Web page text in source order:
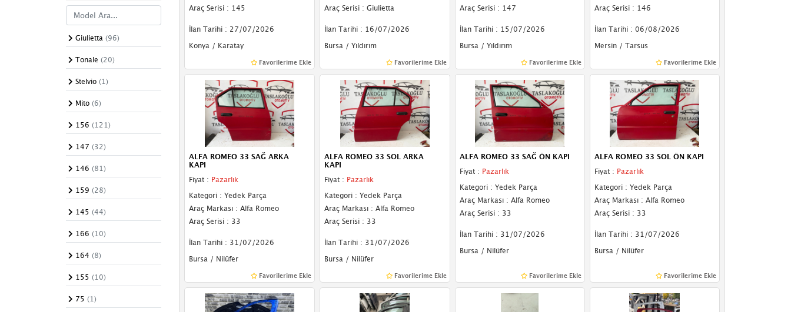
Sol Yan Sac
Spoiler
Tavan Çıtası
Bakalitler
Body Kit
Kapı Sacı
Arma & Yazı
Dış Ayna Camları
Dış Ayna Gövdeleri
Dış Ayna Komple
İç Ayna
Podye Sacı
Rüzgarlık
Ön Cam
Giulietta (96)
Tonale (20)
Stelvio (1)
Mito (6)
156 (121)
147 (32)
146 (81)
159 (28)
145 (44)
166 (10)
164 (8)
155 (10)
75 (1)
Araç Serisi : 145
İlan Tarihi : 27/07/2026
Konya / Karatay
Favorilerime Ekle
Araç Serisi : Giulietta
İlan Tarihi : 16/07/2026
Bursa / Yıldırım
Favorilerime Ekle
Araç Serisi : 147
İlan Tarihi : 15/07/2026
Bursa / Yıldırım
Favorilerime Ekle
Araç Serisi : 146
İlan Tarihi : 06/08/2026
Mersin / Tarsus
Favorilerime Ekle
ALFA ROMEO 33 SAĞ ARKA
KAPI
Fiyat : Pazarlık
Kategori : Yedek Parça
Araç Markası : Alfa Romeo
Araç Serisi : 33
İlan Tarihi : 31/07/2026
Bursa / Nilüfer
Favorilerime Ekle
ALFA ROMEO 33 SOL ARKA
KAPI
Fiyat : Pazarlık
Kategori : Yedek Parça
Araç Markası : Alfa Romeo
Araç Serisi : 33
İlan Tarihi : 31/07/2026
Bursa / Nilüfer
Favorilerime Ekle
ALFA ROMEO 33 SAĞ ÖN KAPI
Fiyat : Pazarlık
Kategori : Yedek Parça
Araç Markası : Alfa Romeo
Araç Serisi : 33
İlan Tarihi : 31/07/2026
Bursa / Nilüfer
Favorilerime Ekle
ALFA ROMEO 33 SOL ÖN KAPI
Fiyat : Pazarlık
Kategori : Yedek Parça
Araç Markası : Alfa Romeo
Araç Serisi : 33
İlan Tarihi : 31/07/2026
Bursa / Nilüfer
Favorilerime Ekle